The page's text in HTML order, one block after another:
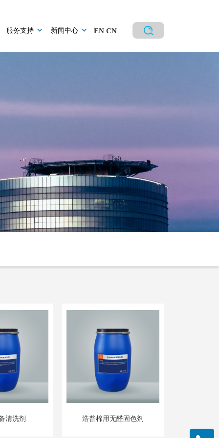
服务支持 新闻中心 EN CN
清洗剂 浩普棉用无醛固色剂